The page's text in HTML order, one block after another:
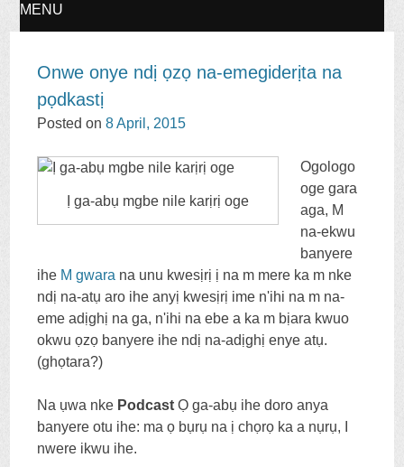
MENU
TO
Onwe onye ndị ọzọ na-emegiderịta na
pọdkastị
Posted on 8April , 2015
Ị ga-abụ mgbe nile karịrị oge
Ogologo
oge gara
aga, M
na-ekwu
banyere
ihe M gwara na unu kwesịrị ị na m mere ka m nke
ndị na-atụ aro ihe anyị kwesịrị ime n'ihi na m na-
eme adịghị na ga, n'ihi na ebe a ka m bịara kwuo
okwu ọzọ banyere ihe ndị na-adịghị enye atụ.
(ghọtara?)
Na ụwa nke Podcast Ọ ga-abụ ihe doro anya
banyere otu ihe: ma ọ bụrụ na ị chọrọ ka a nụrụ, I
nwere ikwu ihe.